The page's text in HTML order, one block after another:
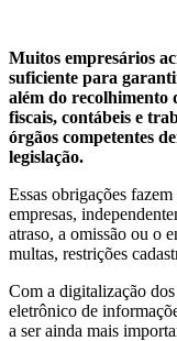
Muitos empresários
suficiente para
além do recolhimento
fiscais, contábeis e
órgãos competentes
legislação.
Essas obrigações
empresas,
atraso, a omissão ou o
multas, restrições
Com a digitalização
eletrônico de
a ser ainda mais